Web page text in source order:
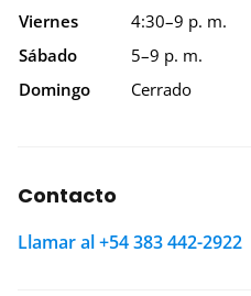
Viernes
4:30–9 p. m.
Sábado
5–9 p. m.
Domingo
Cerrado
Contacto
Llamar al +54 383 442-2922